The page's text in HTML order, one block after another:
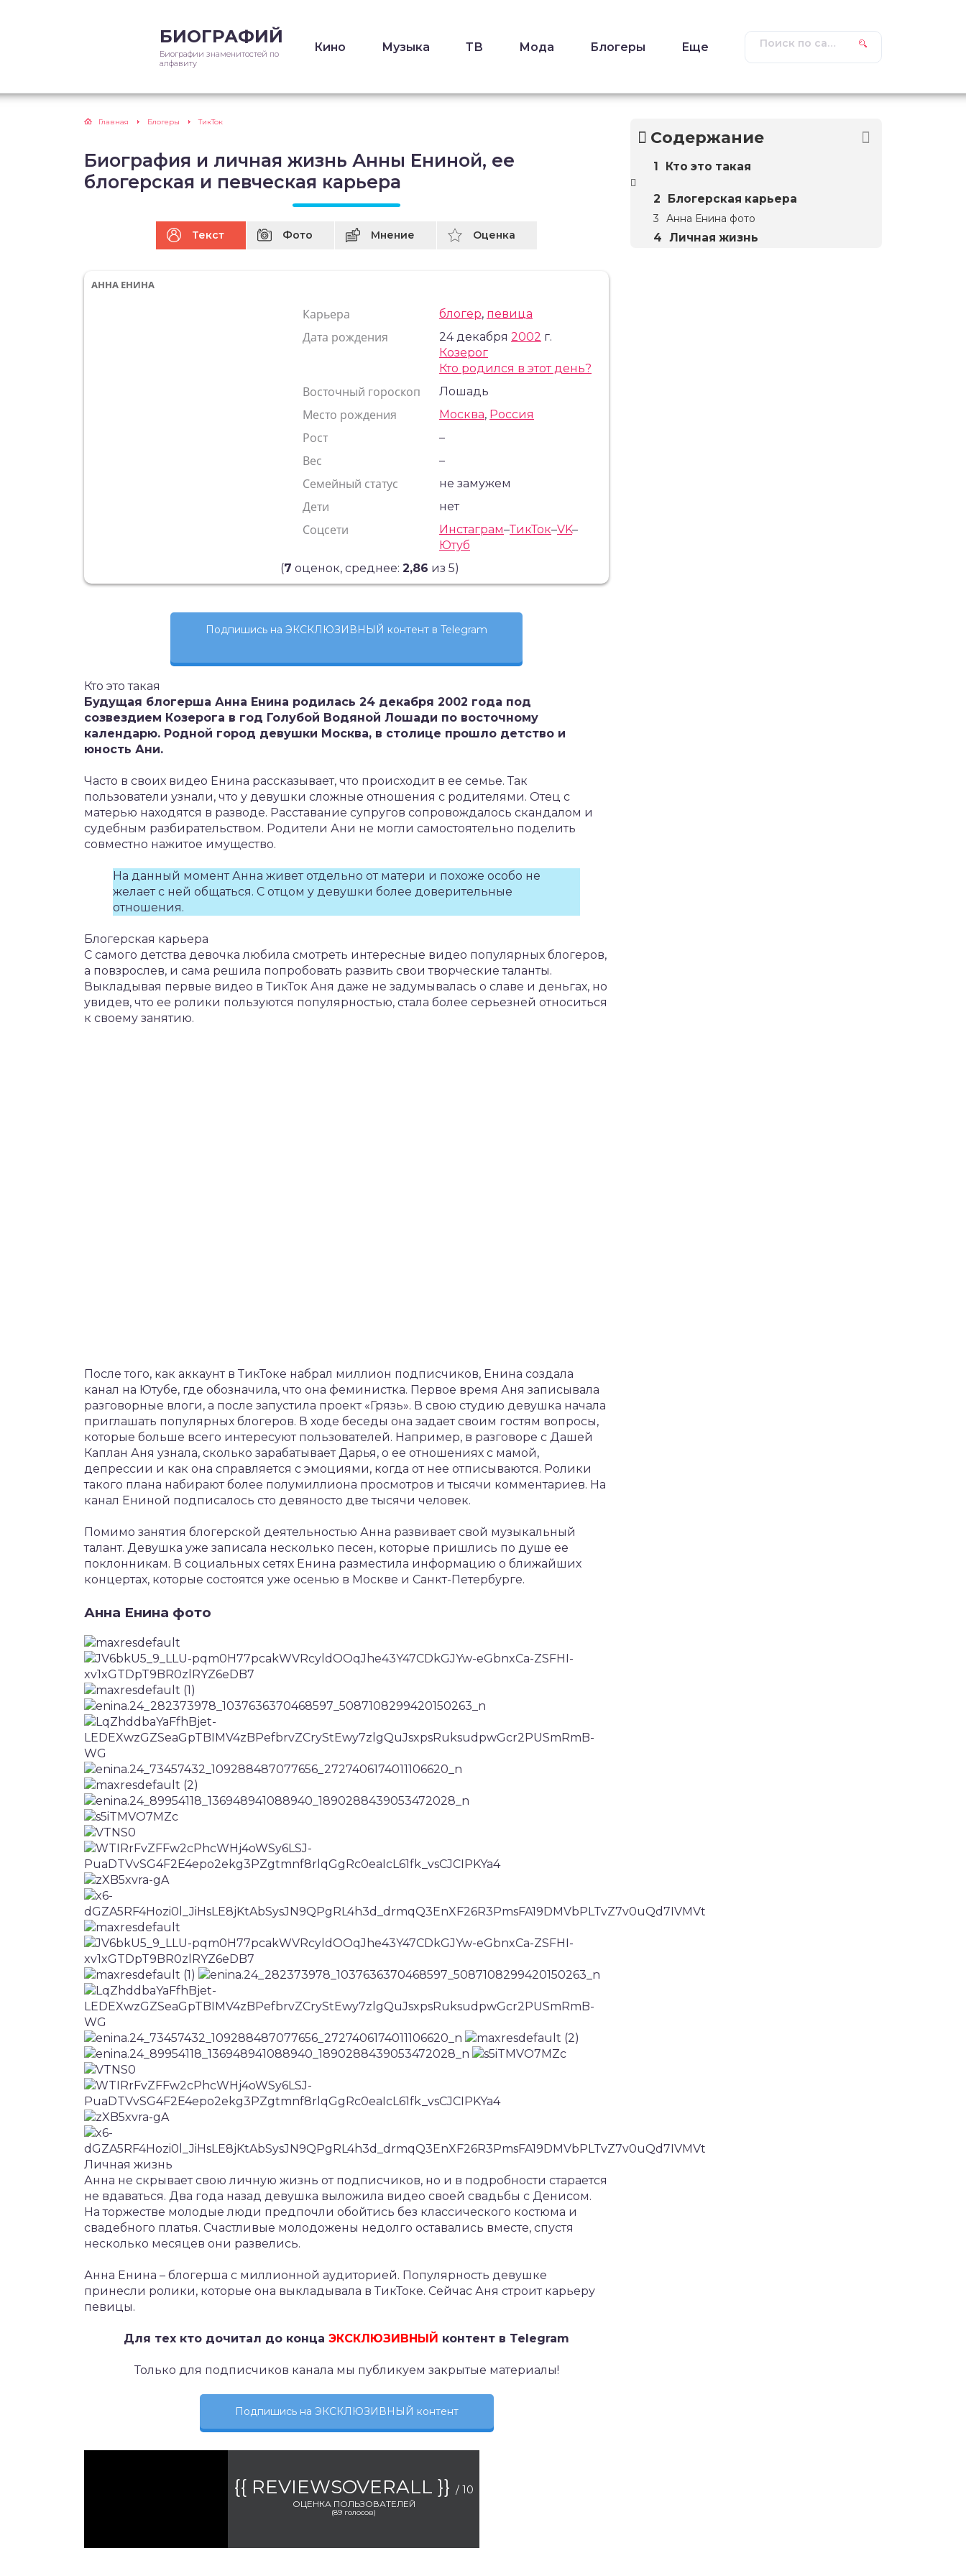
БИОГРАФИЙ
Биографии знаменитостей по
алфавиту
Кино Музыка ТВ Мода Блогеры Еще
Главная Блогеры ТикТок
Биография и личная жизнь Анны Ениной, ее
блогерская и певческая карьера
Текст Фото Мнение Оценка
АННА ЕНИНА
Карьера блогер, певица
Дата рождения 24 декабря2002 г.
Козерог
Кто родился в этот день?
Восточный гороскоп Лошадь
Место рождения Москва, Россия
Рост –
Вес –
Семейный статус не замужем
Дети нет
Соцсети Инстаграм–ТикТок–VK–
Ютуб
(7 оценок, среднее: 2,86 из 5)
Подпишись на ЭКСКЛЮЗИВНЫЙ контент в Telegram
Кто это такая
Будущая блогерша Анна Енина родилась 24 декабря 2002 года под
созвездием Козерога в год Голубой Водяной Лошади по восточному
календарю. Родной город девушки Москва, в столице прошло детство и
юность Ани.
Часто в своих видео Енина рассказывает, что происходит в ее семье. Так
пользователи узнали, что у девушки сложные отношения с родителями. Отец с
матерью находятся в разводе. Расставание супругов сопровождалось скандалом и
судебным разбирательством. Родители Ани не могли самостоятельно поделить
совместно нажитое имущество.
На данный момент Анна живет отдельно от матери и похоже особо не
желает с ней общаться. С отцом у девушки более доверительные
отношения.
Блогерская карьера
С самого детства девочка любила смотреть интересные видео популярных блогеров,
а повзрослев, и сама решила попробовать развить свои творческие таланты.
Выкладывая первые видео в ТикТок Аня даже не задумывалась о славе и деньгах, но
увидев, что ее ролики пользуются популярностью, стала более серьезней относиться
к своему занятию.
После того, как аккаунт в ТикТоке набрал миллион подписчиков, Енина создала
канал на Ютубе, где обозначила, что она феминистка. Первое время Аня записывала
разговорные влоги, а после запустила проект «Грязь». В свою студию девушка начала
приглашать популярных блогеров. В ходе беседы она задает своим гостям вопросы,
которые больше всего интересуют пользователей. Например, в разговоре с Дашей
Каплан Аня узнала, сколько зарабатывает Дарья, о ее отношениях с мамой,
депрессии и как она справляется с эмоциями, когда от нее отписываются. Ролики
такого плана набирают более полумиллиона просмотров и тысячи комментариев. На
канал Ениной подписалось сто девяносто две тысячи человек.
Помимо занятия блогерской деятельностью Анна развивает свой музыкальный
талант. Девушка уже записала несколько песен, которые пришлись по душе ее
поклонникам. В социальных сетях Енина разместила информацию о ближайших
концертах, которые состоятся уже осенью в Москве и Санкт-Петербурге.
Анна Енина фото
Личная жизнь
Анна не скрывает свою личную жизнь от подписчиков, но и в подробности старается
не вдаваться. Два года назад девушка выложила видео своей свадьбы с Денисом.
На торжестве молодые люди предпочли обойтись без классического костюма и
свадебного платья. Счастливые молодожены недолго оставались вместе, спустя
несколько месяцев они развелись.
Анна Енина – блогерша с миллионной аудиторией. Популярность девушке
принесли ролики, которые она выкладывала в ТикТоке. Сейчас Аня строит карьеру
певицы.
Для тех кто дочитал до концаЭКСКЛЮЗИВНЫЙ контент в Telegram
Только для подписчиков канала мы публикуем закрытые материалы!
Подпишись на ЭКСКЛЮЗИВНЫЙ контент
{{ REVIEWSOVERALL }} / 10
ОЦЕНКА ПОЛЬЗОВАТЕЛЕЙ
(89 голосов)
Содержание
Кто это такая
Блогерская карьера
Анна Енина фото
Личная жизнь